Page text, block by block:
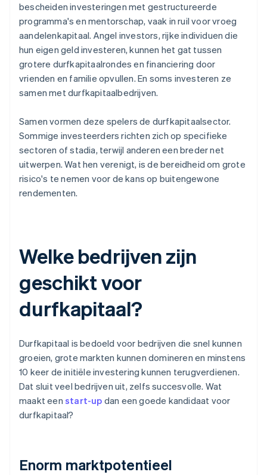
bescheiden investeringen met gestructureerde
programma's en mentorschap, vaak in ruil voor vroeg
aandelenkapitaal. Angel investors, rijke individuen die
hun eigen geld investeren, kunnen het gat tussen
grotere durfkapitaalrondes en financiering door
vrienden en familie opvullen. En soms investeren ze
samen met durfkapitaalbedrijven.
Samen vormen deze spelers de durfkapitaalsector.
Sommige investeerders richten zich op specifieke
sectoren of stadia, terwijl anderen een breder net
uitwerpen. Wat hen verenigt, is de bereidheid om grote
risico's te nemen voor de kans op buitengewone
rendementen.
Welke bedrijven zijn
geschikt voor
durfkapitaal?
Durfkapitaal is bedoeld voor bedrijven die snel kunnen
groeien, grote markten kunnen domineren en minstens
10 keer de initiële investering kunnen terugverdienen.
Dat sluit veel bedrijven uit, zelfs succesvolle. Wat
maakt een start-up dan een goede kandidaat voor
durfkapitaal?
Enorm marktpotentieel